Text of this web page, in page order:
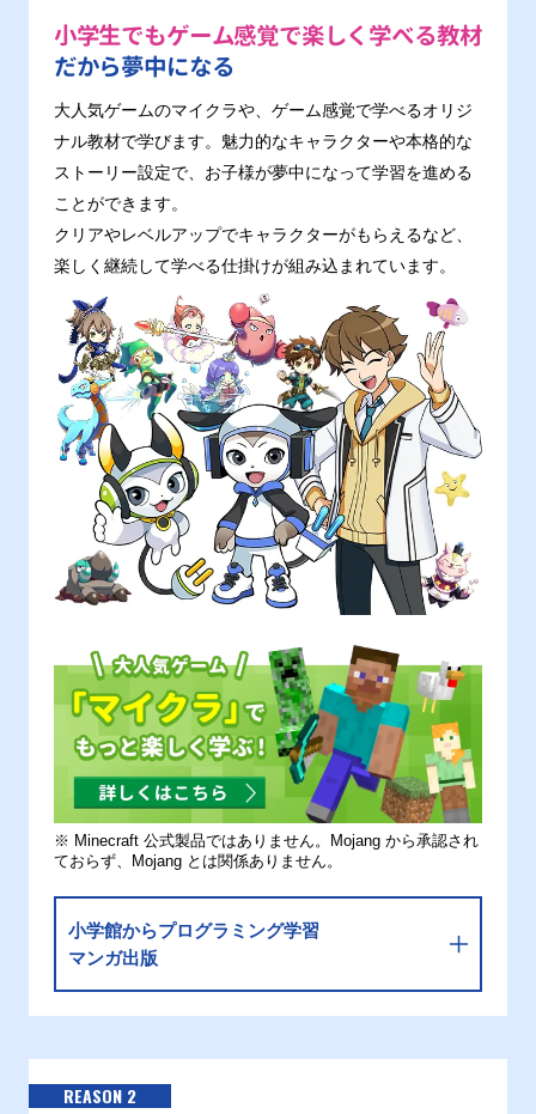
小学生でもゲーム感覚で楽しく学べる教材
だから夢中になる
大人気ゲームのマイクラや、ゲーム感覚で学べるオリジ
ナル教材で学びます。魅力的なキャラクターや本格的な
ストーリー設定で、お子様が夢中になって学習を進める
ことができます。
クリアやレベルアップでキャラクターがもらえるなど、
楽しく継続して学べる仕掛けが組み込まれています。
※ Minecraft 公式製品ではありません。Mojang から承認され
ておらず、Mojang とは関係ありません。
小学館からプログラミング学習
マンガ出版
REASON 2